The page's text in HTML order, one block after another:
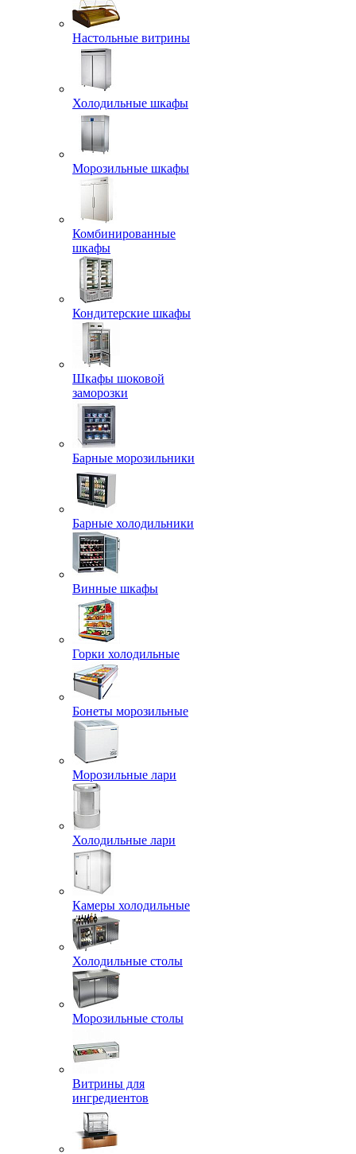
Настольные витрины
Холодильные шкафы
Морозильные шкафы
Комбинированные
шкафы
Кондитерские шкафы
Шкафы шоковой
заморозки
Барные морозильники
Барные холодильники
Винные шкафы
Горки холодильные
Бонеты морозильные
Морозильные лари
Холодильные лари
Камеры холодильные
Холодильные столы
Морозильные столы
Витрины для
ингредиентов